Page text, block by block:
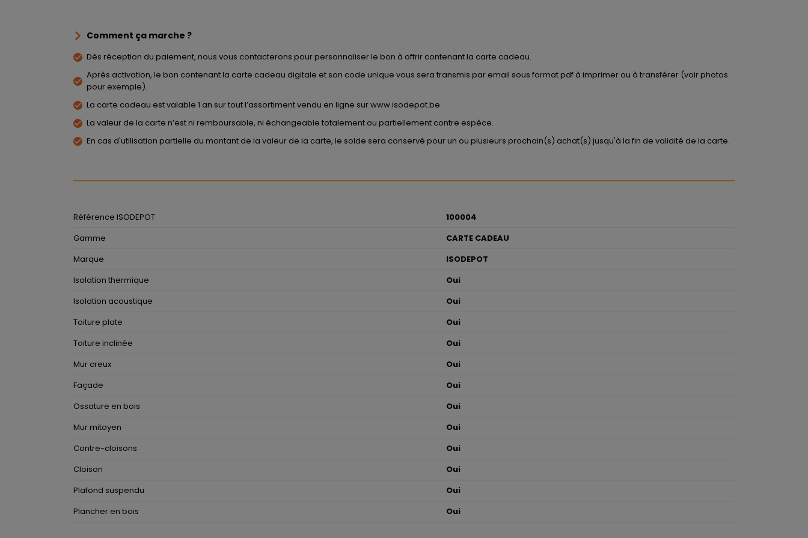
Comment ça marche ?
Dès réception du paiement, nous vous contacterons pour personnaliser le bon à offrir contenant la carte cadeau.
Après activation, le bon contenant la carte cadeau digitale et son code unique vous sera transmis par email sous format pdf à imprimer ou à transférer (voir photos
pour exemple).
La carte cadeau est valable 1 an sur tout l’assortiment vendu en ligne sur www.isodepot.be.
La valeur de la carte n’est ni remboursable, ni échangeable totalement ou partiellement contre espèce.
En cas d'utilisation partielle du montant de la valeur de la carte, le solde sera conservé pour un ou plusieurs prochain(s) achat(s) jusqu'à la fin de validité de la carte.
Référence ISODEPOT
100004
Gamme
CARTE CADEAU
Marque
ISODEPOT
Isolation thermique
Oui
Isolation acoustique
Oui
Toiture plate
Oui
Toiture inclinée
Oui
Mur creux
Oui
Façade
Oui
Ossature en bois
Oui
Mur mitoyen
Oui
Contre-cloisons
Oui
Cloison
Oui
Plafond suspendu
Oui
Plancher en bois
Oui